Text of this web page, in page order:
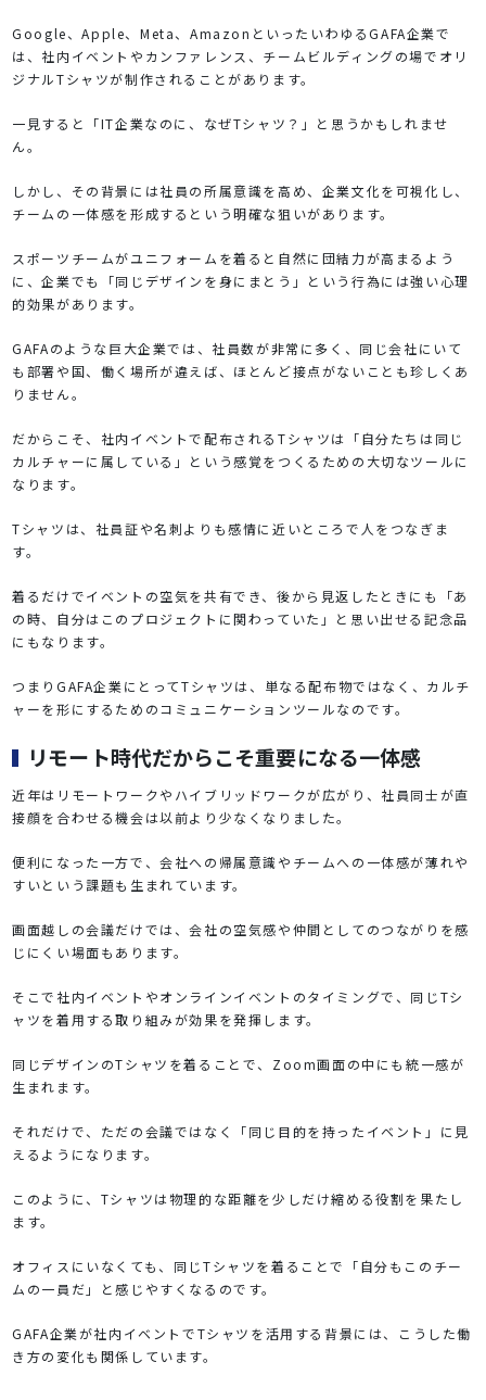
Google、Apple、Meta、AmazonといったいわゆるGAFA企業で
は、社内イベントやカンファレンス、チームビルディングの場でオリ
ジナルTシャツが制作されることがあります。
一見すると「IT企業なのに、なぜTシャツ？」と思うかもしれませ
ん。
しかし、その背景には社員の所属意識を高め、企業文化を可視化し、
チームの一体感を形成するという明確な狙いがあります。
スポーツチームがユニフォームを着ると自然に団結力が高まるよう
に、企業でも「同じデザインを身にまとう」という行為には強い心理
的効果があります。
GAFAのような巨大企業では、社員数が非常に多く、同じ会社にいて
も部署や国、働く場所が違えば、ほとんど接点がないことも珍しくあ
りません。
だからこそ、社内イベントで配布されるTシャツは「自分たちは同じ
カルチャーに属している」という感覚をつくるための大切なツールに
なります。
Tシャツは、社員証や名刺よりも感情に近いところで人をつなぎま
す。
着るだけでイベントの空気を共有でき、後から見返したときにも「あ
の時、自分はこのプロジェクトに関わっていた」と思い出せる記念品
にもなります。
つまりGAFA企業にとってTシャツは、単なる配布物ではなく、カルチ
ャーを形にするためのコミュニケーションツールなのです。
リモート時代だからこそ重要になる一体感
近年はリモートワークやハイブリッドワークが広がり、社員同士が直
接顔を合わせる機会は以前より少なくなりました。
便利になった一方で、会社への帰属意識やチームへの一体感が薄れや
すいという課題も生まれています。
画面越しの会議だけでは、会社の空気感や仲間としてのつながりを感
じにくい場面もあります。
そこで社内イベントやオンラインイベントのタイミングで、同じTシ
ャツを着用する取り組みが効果を発揮します。
同じデザインのTシャツを着ることで、Zoom画面の中にも統一感が
生まれます。
それだけで、ただの会議ではなく「同じ目的を持ったイベント」に見
えるようになります。
このように、Tシャツは物理的な距離を少しだけ縮める役割を果たし
ます。
オフィスにいなくても、同じTシャツを着ることで「自分もこのチー
ムの一員だ」と感じやすくなるのです。
GAFA企業が社内イベントでTシャツを活用する背景には、こうした働
き方の変化も関係しています。